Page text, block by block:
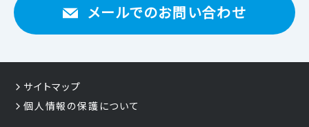
メールでのお問い合わせ
サイトマップ
個人情報の保護について